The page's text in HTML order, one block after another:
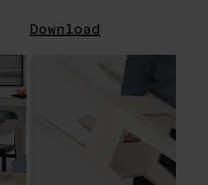
Download